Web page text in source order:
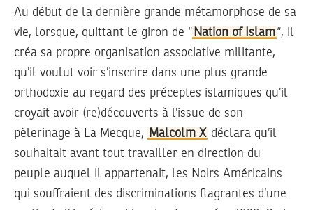
Au début de la dernière grande métamorphose de sa
vie, lorsque, quittant le giron de “ Nation of Islam“, il
créa sa propre organisation associative militante,
qu’il voulut voir s’inscrire dans une plus grande
orthodoxie au regard des préceptes islamiques qu’il
croyait avoir (re)découverts à l’issue de son
pèlerinage à La Mecque, Malcolm X déclara qu’il
souhaitait avant tout travailler en direction du
peuple auquel il appartenait, les Noirs Américains
qui souffraient des discriminations flagrantes d’une